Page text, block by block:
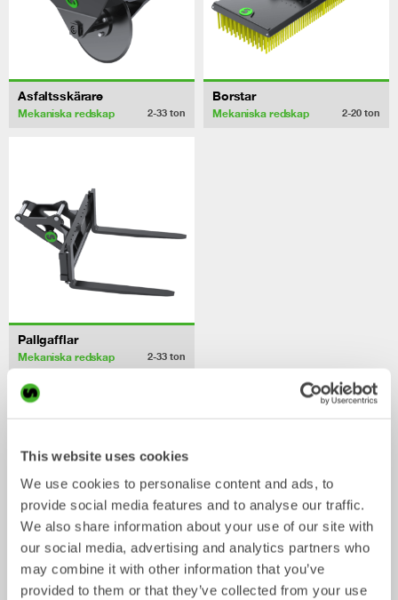
This website uses cookies
We use cookies to personalise content and ads, to
provide social media features and to analyse our traffic.
We also share information about your use of our site with
our social media, advertising and analytics partners who
may combine it with other information that you’ve
provided to them or that they’ve collected from your use
Asfaltsskärare
Mekaniska redskap 2-33 ton
Borstar
Mekaniska redskap 2-20 ton
Pallgafflar
Mekaniska redskap 2-33 ton